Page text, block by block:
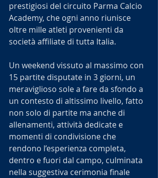
prestigiosi del circuito Parma Calcio
Academy, che ogni anno riunisce
oltre mille atleti provenienti da
società affiliate di tutta Italia.
Un weekend vissuto al massimo con
15 partite disputate in 3 giorni, un
meraviglioso sole a fare da sfondo a
un contesto di altissimo livello, fatto
non solo di partite ma anche di
allenamenti, attività dedicate e
momenti di condivisione che
rendono l’esperienza completa,
dentro e fuori dal campo, culminata
nella suggestiva cerimonia finale